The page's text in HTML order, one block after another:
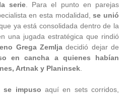
serie . Para el punto en parejas
en esta modalidad,se unió
ya está consolidada dentro de la
una jugada estratégica que rindió
Grega Zemlja decidió dejar de
en cancha a quienes habían
Artnak y Planinsek
se impuso aquí en sets corridos,